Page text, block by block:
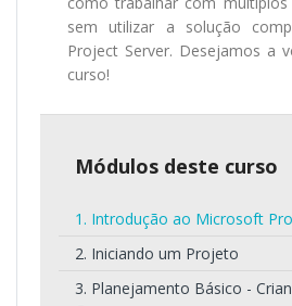
sem utilizar a solução
Project Server. Desejamos a
curso!
Módulos deste curso
1. Introdução ao Microsoft
2. Iniciando um Projeto
3. Planejamento Básico -